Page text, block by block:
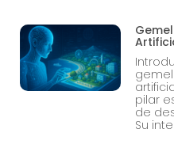
pilar
de
Su